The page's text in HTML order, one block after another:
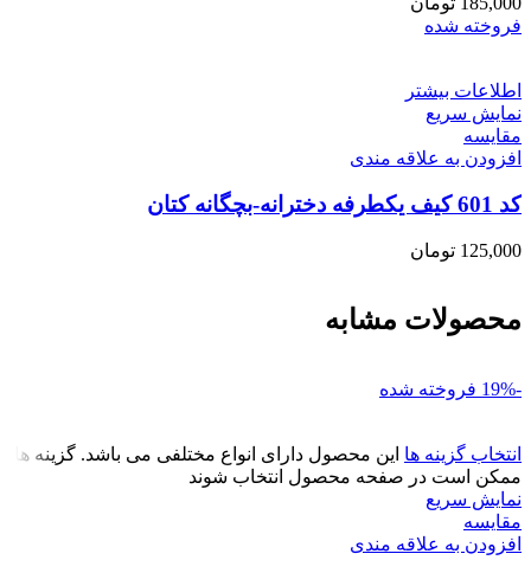
فروخته شده
اطلاعات بیشتر
نمایش سریع
مقايسه
افزودن به علاقه مندی
کد 601 کیف یکطرفه دخترانه-بچگانه کتان
125,000 تومان
محصولات مشابه
-19% فروخته شده
انتخاب گزینه ها این محصول دارای انواع مختلفی می باشد. گزینه ها
ممکن است در صفحه محصول انتخاب شوند
نمایش سریع
مقايسه
افزودن به علاقه مندی